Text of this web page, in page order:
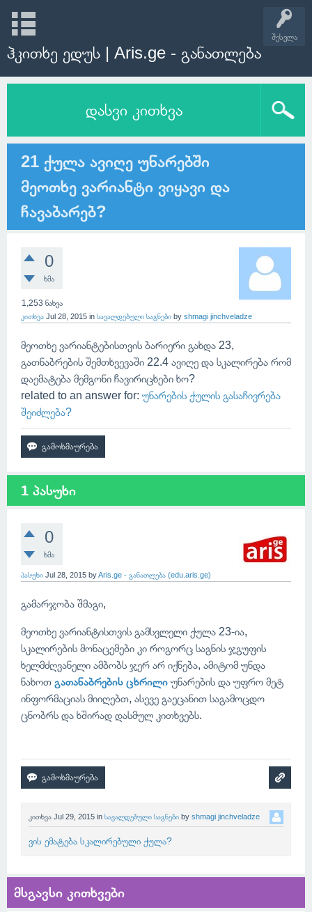
შესვლა
ჰკითხე ედუს | Aris.ge - განათლება
დასვი კითხვა
21 ქულა ავიღე უნარებში
მეოთხე ვარიანტი ვიყავი და
ჩავაბარებ?
0
ხმა
1,253 ნახვა
კითხვა Jul 28, 2015 in სავალდებული საგნები by shmagi jinchveladze
მეოთხე ვარიანტებისთვის ბარიერი გახდა 23,
გათნაბრების შემთხვევაში 22.4 ავიღე და სკალირება რომ
დაემატება მემგონი ჩავირიცხები ხო?
related to an answer for: უნარების ქულის გასაჩივრება
შეიძლება?
1 პასუხი
0
ხმა
პასუხი Jul 28, 2015 byAris.ge - განათლება (edu.aris.ge)
გამარჯობა შმაგი,
მეოთხე ვარიანტისთვის გამსვლელი ქულა 23-ია,
სკალირების მონაცემები კი როგორც საგნის ჯგუფის
ხელმძღვანელი ამბობს ჯერ არ იქნება, ამიტომ უნდა
ნახოთ გათანაბრების ცხრილი უნარების და უფრო მეტ
ინფორმაციას მიიღებთ, ასევე გაეცანით საგამოცდო
ცნობრს და ხშირად დასმულ კითხვებს.
კითხვა Jul 29, 2015 in სავალდებული საგნები by shmagi jinchveladze
ვის ემატება სკალირებული ქულა?
მსგავსი კითხვები